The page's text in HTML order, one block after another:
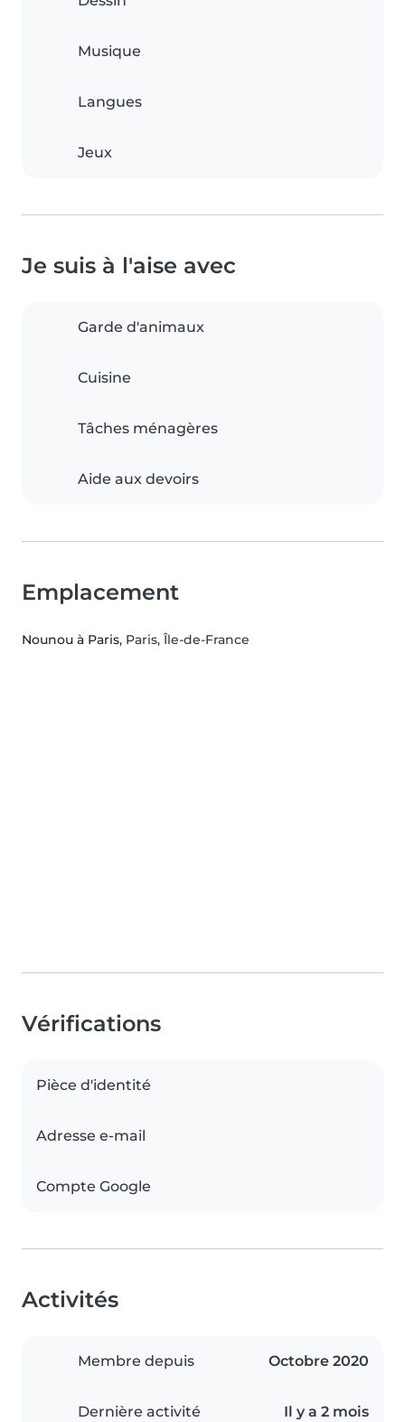
Musique
Langues
Jeux
Je suis à l'aise avec
Garde d'animaux
Cuisine
Tâches ménagères
Aide aux devoirs
Emplacement
Nounou à Paris, Paris, Île-de-France
Vérifications
Pièce d'identité
Adresse e-mail
Compte Google
Activités
Membre depuis Octobre 2020
Dernière activité Il y a 2 mois